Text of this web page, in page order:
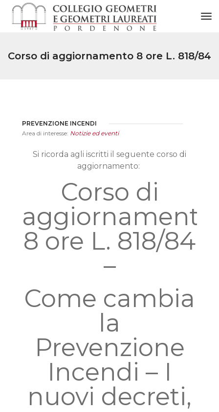
Corso di aggiornamento 8 ore L. 818/84
PREVENZIONE INCENDI
Area di interesse: Notizie ed eventi
Si ricorda agli iscritti il seguente corso di
aggiornamento:
Corso di
aggiornamento
8 ore L. 818/84
–
Come cambia
la
Prevenzione
Incendi – I
nuovi decreti,